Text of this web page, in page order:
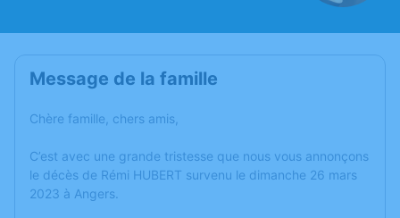
Message de la famille
Chère famille, chers amis,
C’est avec une grande tristesse que nous vous annonçons
le décès de Rémi HUBERT survenu le dimanche 26 mars
2023 à Angers.